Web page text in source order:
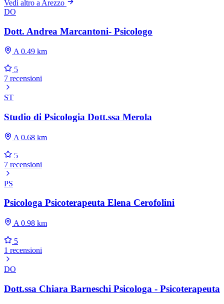
Vedi altro a Arezzo
DO
Dott. Andrea Marcantoni- Psicologo
A 0.49 km
5
7 recensioni
ST
Studio di Psicologia Dott.ssa Merola
A 0.68 km
5
7 recensioni
PS
Psicologa Psicoterapeuta Elena Cerofolini
A 0.98 km
5
1 recensioni
DO
Dott.ssa Chiara Barneschi Psicologa - Psicoterapeuta